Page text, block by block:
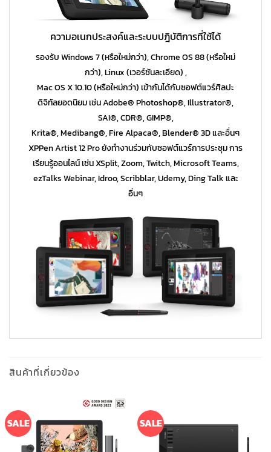
ความอเนกประสงค์และระบบปฎิบัติการที่ใช้ได้
รองรับ Windows 7 (หรือใหม่กว่า), Chrome OS 88 (หรือใหม่
กว่า),Linux (เวอร์ชันละเอียด),
Mac OS X 10.10 (หรือใหม่กว่า) เข้ากันได้กับซอฟต์แวร์ศิลปะ
ดิจิทัลยอดนิยม เช่น Adobe® Photoshop®, Illustrator®,
SAI®, CDR®, GIMP®,
Krita®, Medibang®, Fire Alpaca®, Blender® 3D และอื่นๆ
XPPen Artist 12 Pro ยังทำงานร่วมกับซอฟต์แวร์การประชุม การ
เรียนรู้ออนไลน์ เช่น XSplit, Zoom, Twitch, Microsoft Teams,
ezTalks Webinar, Idroo, Scribblar, Udemy, Ding Talk และ
อื่นๆ
สินค้าที่เกี่ยวข้อง
SALE SALE